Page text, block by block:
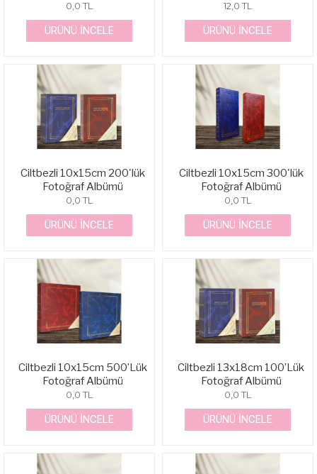
0,0 TL
ÜRÜNÜ İNCELE
12,0 TL
ÜRÜNÜ İNCELE
Ciltbezli 10x15cm 200'lük
Fotoğraf Albümü
0,0 TL
ÜRÜNÜ İNCELE
Ciltbezli 10x15cm 300'lük
Fotoğraf Albümü
0,0 TL
ÜRÜNÜ İNCELE
Ciltbezli 10x15cm 500’Lük
Fotoğraf Albümü
0,0 TL
ÜRÜNÜ İNCELE
Ciltbezli 13x18cm 100’Lük
Fotoğraf Albümü
0,0 TL
ÜRÜNÜ İNCELE